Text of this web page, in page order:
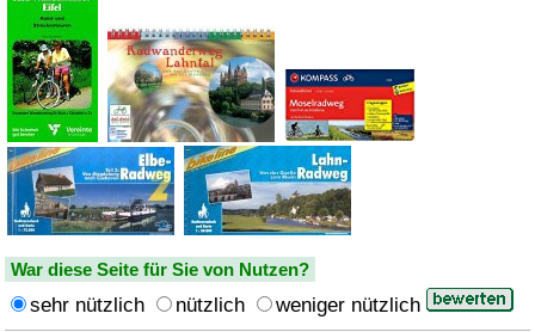
War diese Seite für Sie von Nutzen?
sehr nützlich nützlich weniger nützlich